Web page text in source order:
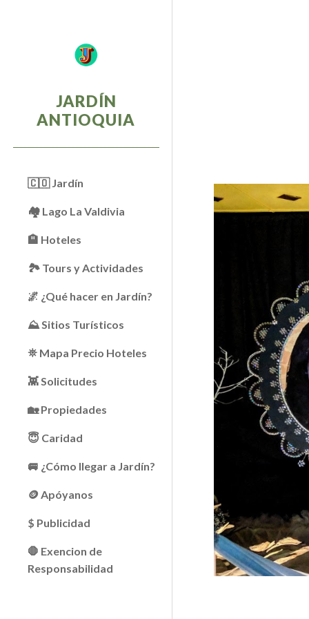
JARDÍN
ANTIOQUIA
🇨🇴 Jardín
🏘 Lago La Valdivia
🏨 Hoteles
🏞️ Tours y Actividades
🌌 ¿Qué hacer en Jardín?
⛰ Sitios Turísticos
⛯ Mapa Precio Hoteles
👾 Solicitudes
🏡 Propiedades
😇 Caridad
🚐 ¿Cómo llegar a Jardín?
🪙 Apóyanos
$ Publicidad
🛑 Exencion de
Responsabilidad